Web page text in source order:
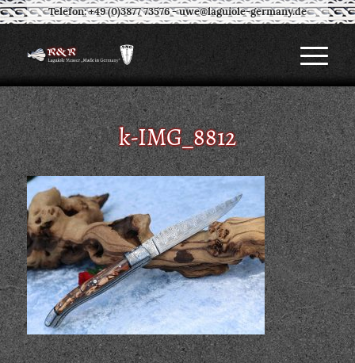
Telefon: +49 (0)3877 73576-uwe@laguiole-germany.de
k-IMG_8812